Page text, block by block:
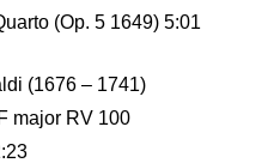
(Op. 5 1649) 5:01
(1676 – 1741)
major RV 100